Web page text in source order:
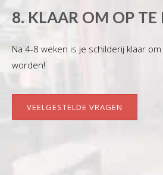
8. KLAAR OM OP TE
Na 4-8 weken is je schilderij klaar
worden!
VEELGESTELDE VRAGEN